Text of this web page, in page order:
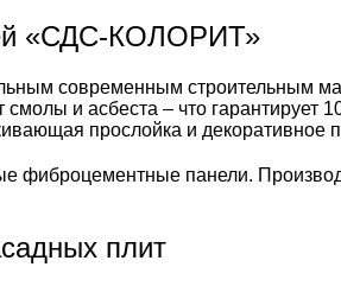
«СДС-КОЛОРИТ»
современным строительным
и асбеста – что
прослойка и декоративное
панели.
плит